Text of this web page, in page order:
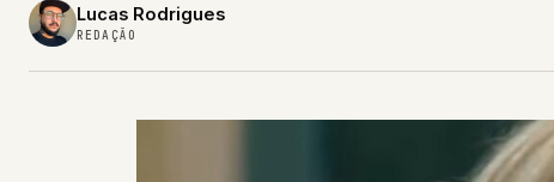
Lucas Rodrigues
REDAÇÃO